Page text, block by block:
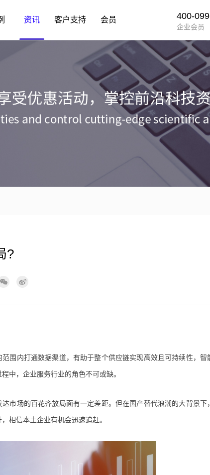
资讯 客户支持 会员 400-
企业会员
?
围内打通数据渠道，有助于整个供应链实现高效且可持续性，智
中，企业服务行业的角色不可或缺。
市场的百花齐放局面有一定差距。但在国产替代浪潮的大背景下，
相信本土企业有机会迅速追赶。